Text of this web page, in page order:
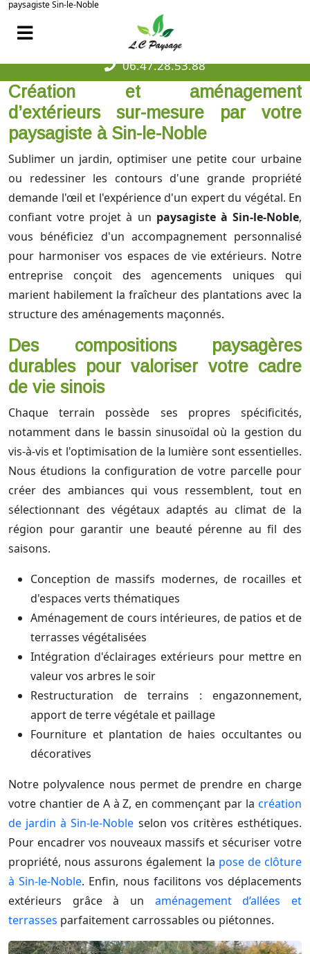
paysagiste Sin-le-Noble
06.47.28.53.88
Création et aménagement
d’extérieurs sur-mesure par votre
paysagiste à Sin-le-Noble
Sublimer un jardin, optimiser une petite cour urbaine
ou redessiner les contours d'une grande propriété
demande l'œil et l'expérience d'un expert du végétal. En
confiant votre projet à un paysagiste à Sin-le-Noble,
vous bénéficiez d'un accompagnement personnalisé
pour harmoniser vos espaces de vie extérieurs. Notre
entreprise conçoit des agencements uniques qui
marient habilement la fraîcheur des plantations avec la
structure des aménagements maçonnés.
Des compositions paysagères
durables pour valoriser votre cadre
de vie sinois
Chaque terrain possède ses propres spécificités,
notamment dans le bassin sinusoïdal où la gestion du
vis-à-vis et l'optimisation de la lumière sont essentielles.
Nous étudions la configuration de votre parcelle pour
créer des ambiances qui vous ressemblent, tout en
sélectionnant des végétaux adaptés au climat de la
région pour garantir une beauté pérenne au fil des
saisons.
Conception de massifs modernes, de rocailles et
d'espaces verts thématiques
Aménagement de cours intérieures, de patios et de
terrasses végétalisées
Intégration d'éclairages extérieurs pour mettre en
valeur vos arbres le soir
Restructuration de terrains : engazonnement,
apport de terre végétale et paillage
Fourniture et plantation de haies occultantes ou
décoratives
Notre polyvalence nous permet de prendre en charge
votre chantier de A à Z, en commençant par la création
de jardin à Sin-le-Noble selon vos critères esthétiques.
Pour encadrer vos nouveaux massifs et sécuriser votre
propriété, nous assurons également la pose de clôture
à Sin-le-Noble. Enfin, nous facilitons vos déplacements
extérieurs grâce à un aménagement d’allées et
terrasses parfaitement carrossables ou piétonnes.